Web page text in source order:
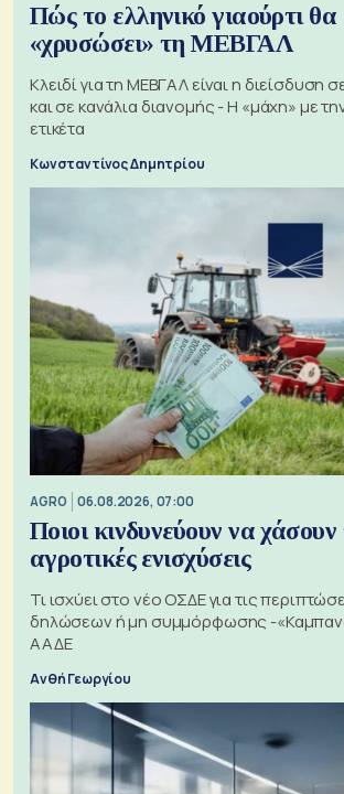
Πώς το ελληνικό γιαούρτι θα
«χρυσώσει» τη ΜΕΒΓΑΛ
Κλειδί για τη ΜΕΒΓΑΛ είναι η διείσδυση
και σε κανάλια διανομής - Η «μάχη» με
ετικέτα
Κωνσταντίνος Δημητρίου
AGRO 06.08.2026, 07:00
Ποιοι κινδυνεύουν να χάσουν
αγροτικές ενισχύσεις
Τι ισχύει στο νέο ΟΣΔΕ για τις
δηλώσεων ή μη συμμόρφωσης -
ΑΑΔΕ
Ανθή Γεωργίου